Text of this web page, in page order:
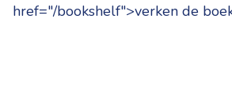
href="/bookshelf">verken de